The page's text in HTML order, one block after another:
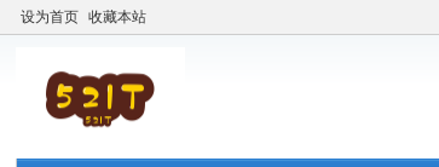
设为首页 收藏本站